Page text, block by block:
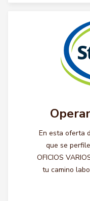
En esta oferta
que se
OFICIOS
tu camino